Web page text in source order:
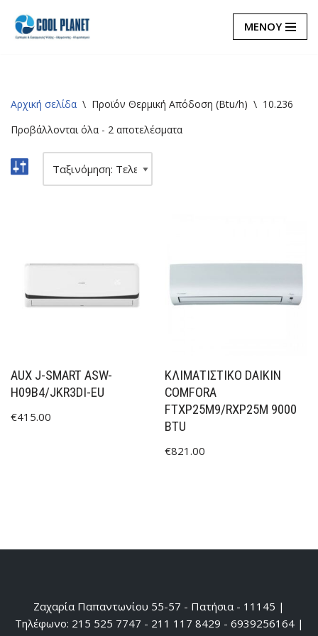
Μεταπηδήστε
ΜΕΝΟΥ
Αρχική σελίδα \ Προϊόν Θερμική Απόδοση (Btu/h) \ 10.236
Προβάλλονται όλα - 2 αποτελέσματα
AUX J-SMART ASW-
H09B4/JKR3DI-EU
€415.00
ΚΛΙΜΑΤΙΣΤΙΚΟ DAIKIN
COMFORA
FTXP25M9/RXP25M 9000
BTU
€821.00
Ζαχαρία Παπαντωνίου 55-57 - Πατήσια - 11145 |
Τηλέφωνο: 215 525 7747 - 211 117 8429 - 6939256164 |